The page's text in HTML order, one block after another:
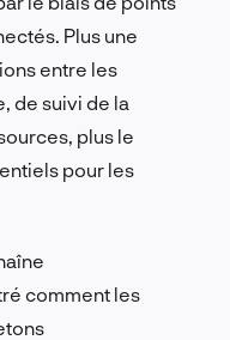
Plus une
entre les
de suivi de la
plus le
pour les
comment les